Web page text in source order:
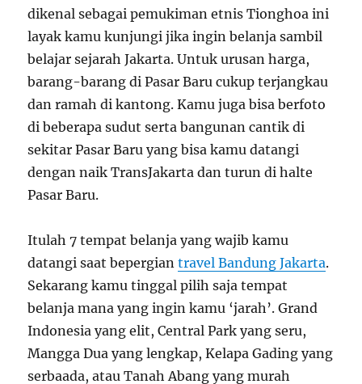
dikenal sebagai pemukiman etnis Tionghoa ini
layak kamu kunjungi jika ingin belanja sambil
belajar sejarah Jakarta. Untuk urusan harga,
barang-barang di Pasar Baru cukup terjangkau
dan ramah di kantong. Kamu juga bisa berfoto
di beberapa sudut serta bangunan cantik di
sekitar Pasar Baru yang bisa kamu datangi
dengan naik TransJakarta dan turun di halte
Pasar Baru.
Itulah 7 tempat belanja yang wajib kamu
datangi saat bepergiantravel Bandung Jakarta.
Sekarang kamu tinggal pilih saja tempat
belanja mana yang ingin kamu ‘jarah’. Grand
Indonesia yang elit, Central Park yang seru,
Mangga Dua yang lengkap, Kelapa Gading yang
serbaada, atau Tanah Abang yang murah